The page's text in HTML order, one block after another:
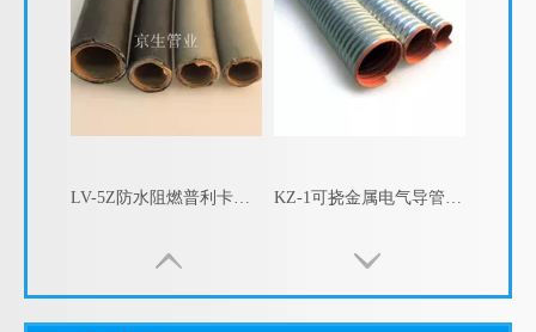
江苏京生管业有限公司危险废物管理制度公司